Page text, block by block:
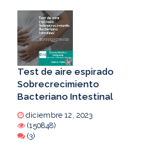
Test de aire espirado
Sobrecrecimiento
Bacteriano Intestinal
diciembre 12, 2023
(150848)
(3)